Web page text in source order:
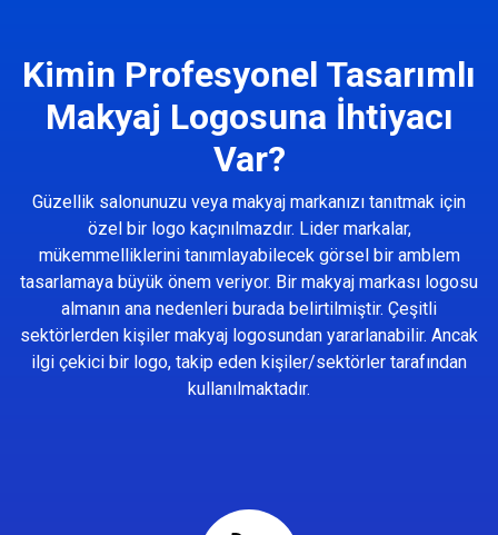
Kimin Profesyonel Tasarımlı
Makyaj Logosuna İhtiyacı
Var?
Güzellik salonunuzu veya makyaj markanızı tanıtmak için
özel bir logo kaçınılmazdır. Lider markalar,
mükemmelliklerini tanımlayabilecek görsel bir amblem
tasarlamaya büyük önem veriyor. Bir makyaj markası logosu
almanın ana nedenleri burada belirtilmiştir. Çeşitli
sektörlerden kişiler makyaj logosundan yararlanabilir. Ancak
ilgi çekici bir logo, takip eden kişiler/sektörler tarafından
kullanılmaktadır.